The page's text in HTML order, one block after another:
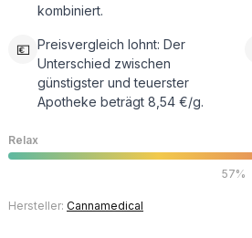
kombiniert.
💶 Preisvergleich lohnt: Der
Unterschied zwischen
günstigster und teuerster
Apotheke beträgt 8,54 €/g.
Relax
57%
Hersteller: Cannamedical